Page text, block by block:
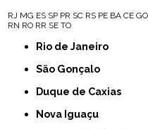
RJ MG ES SP PR SC RS PE BA CE
RN RO RR SE TO
Rio de Janeiro
São Gonçalo
Duque de Caxias
Nova Iguaçu